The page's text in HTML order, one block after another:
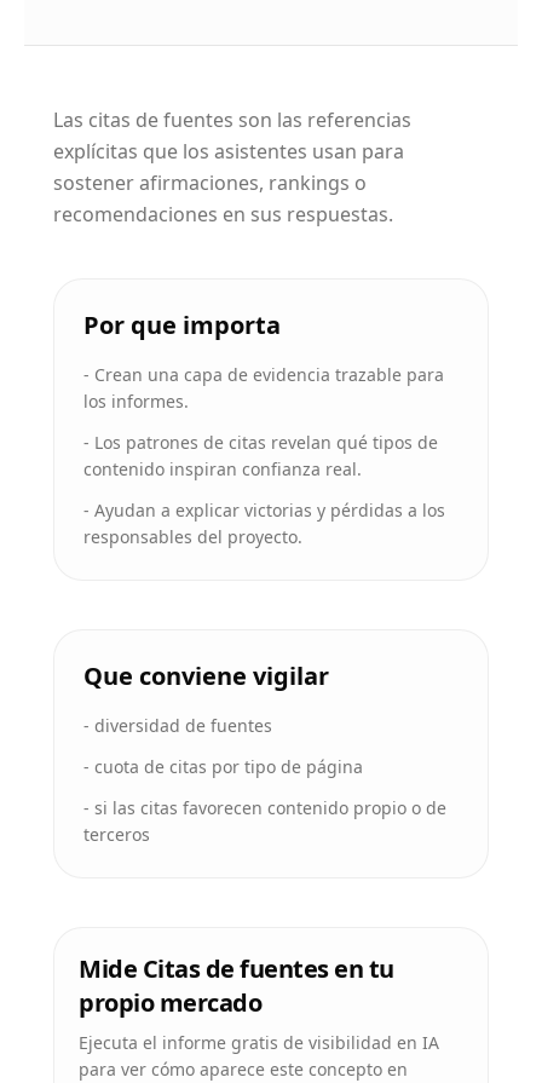
Las citas de fuentes son las referencias
explícitas que los asistentes usan para
sostener afirmaciones, rankings o
recomendaciones en sus respuestas.
Por que importa
- Crean una capa de evidencia trazable para
los informes.
- Los patrones de citas revelan qué tipos de
contenido inspiran confianza real.
- Ayudan a explicar victorias y pérdidas a los
responsables del proyecto.
Que conviene vigilar
- diversidad de fuentes
- cuota de citas por tipo de página
- si las citas favorecen contenido propio o de
terceros
Mide Citas de fuentes en tu
propio mercado
Ejecuta el informe gratis de visibilidad en IA
para ver cómo aparece este concepto en